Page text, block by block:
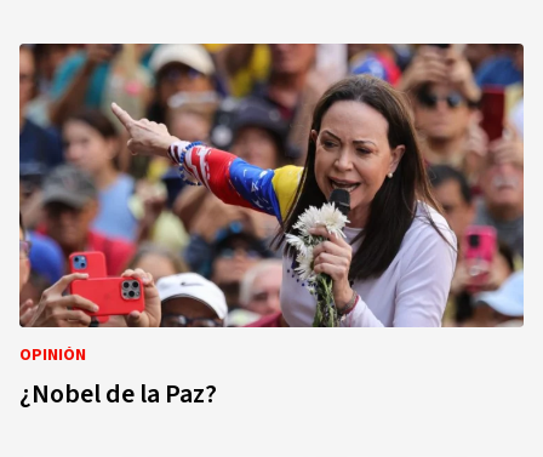
OPINIÓN
¿Nobel de la Paz?